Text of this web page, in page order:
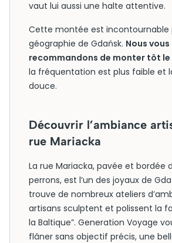
vaut lui aussi une halte attentive.
Cette montée est incontournable
géographie de Gdańsk. Nous vous
recommandons de monter tôt
la fréquentation est plus faible et
douce.
Découvrir l’ambiance
rue Mariacka
La rue Mariacka, pavée et bordée
perrons, est l’un des joyaux de
trouve de nombreux ateliers
artisans sculptent et polissent la
la Baltique”. Generation Voyage
flâner sans objectif précis, une